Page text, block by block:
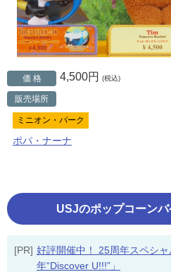
価 格 4,500円 (税込)
販売場所
ミニオン・パーク
ポパ・ナーナ
USJのポップコーン
[PR] 好評開催中！ 25周年スペシ
年“Discover U!!!”」